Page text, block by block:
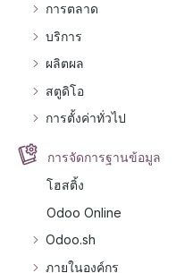
การตลาด
บริการ
ผลิตผล
สตูดิโอ
การตั้งค่าทั่วไป
การจัดการฐานข้อมูล
โฮสติ้ง
Odoo Online
Odoo.sh
ภายในองค์กร